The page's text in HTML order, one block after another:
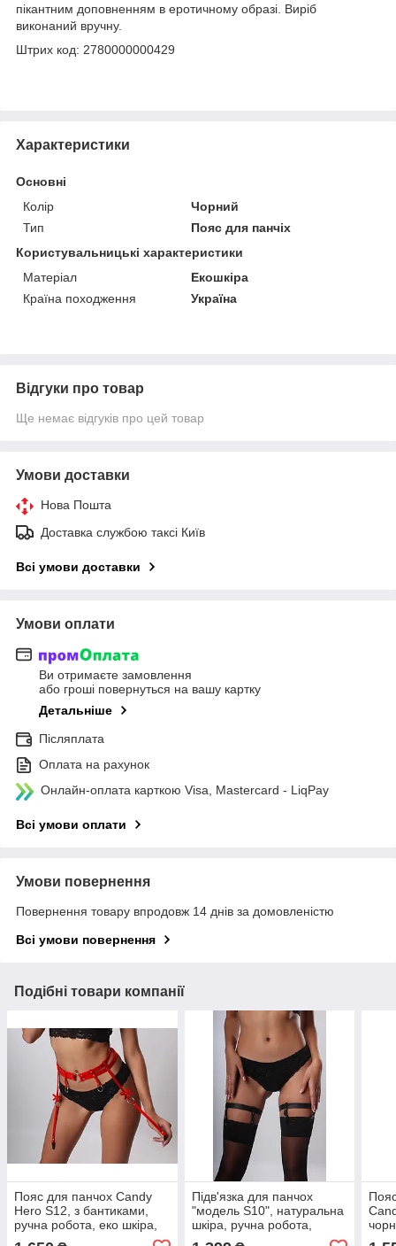
пікантним доповненням в еротичному образі. Виріб
виконаний вручну.
Штрих код: 2780000000429
Характеристики
Основні
Колір
Чорний
Тип
Пояс для панчіх
Користувальницькі характеристики
Матеріал
Екошкіра
Країна походження
Україна
Відгуки про товар
Ще немає відгуків про цей товар
Умови доставки
Нова Пошта
Доставка службою таксі Київ
Всі умови доставки
Умови оплати
Ви отримаєте замовлення
або гроші повернуться на вашу картку
Детальніше
Післяплата
Оплата на рахунок
Онлайн-оплата карткою Visa, Mastercard - LiqPay
Всі умови оплати
Умови повернення
Повернення товару впродовж 14 днів за домовленістю
Всі умови повернення
Подібні товари компанії
Пояс для панчох Candy
Hero S12, з бантиками,
ручна робота, еко шкіра,
Підв'язка для панчох
"модель S10", натуральна
шкіра, ручна робота,